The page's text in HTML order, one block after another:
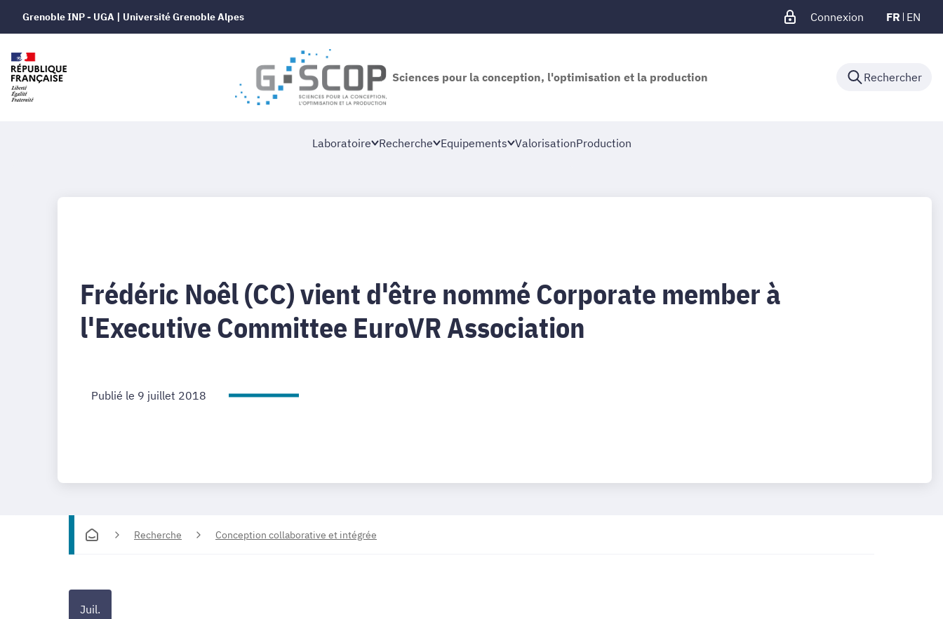
Grenoble INP - UGA | Université Grenoble Alpes Connexion FR EN
Sciences pour la conception, l'optimisation et la production Rechercher
Laboratoire Recherche Equipements ValorisationProduction
Frédéric Noêl (CC) vient d'être nommé Corporate member à
l'Executive Committee EuroVR Association
Publié le 9 juillet 2018
Recherche Conception collaborative et intégrée
Juil.